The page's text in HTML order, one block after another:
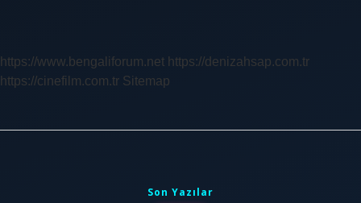
https://www.bengaliforum.net https://denizahsap.com.tr
https://cinefilm.com.tr Sitemap
Son Yazılar